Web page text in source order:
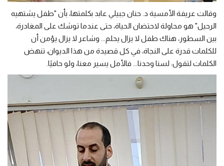
وقالت عريفة الأمسية د. حنان جبيلي عابد بكلمتها، بأن "طفل يشتهيه
الرحيل" هو محاولة لاحتضان الحياة، حتى عندما توشك على المغادرة،
بين السطور، هناك طفل لا يزال يحلم... وشاعر لا يزال يؤمن أن
للكلمات قدرة على النجاة، في كل قصيدة من هذا الديوان، تنهض
الكلمات لتقول: لسنا وحدنا... فالأمل يسير معنا، ولو حافيًا.